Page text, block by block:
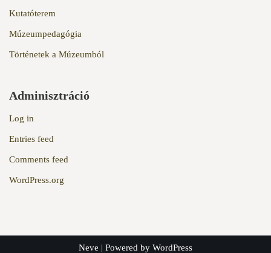
Kutatóterem
Múzeumpedagógia
Történetek a Múzeumból
Adminisztráció
Log in
Entries feed
Comments feed
WordPress.org
Neve | Powered by WordPress